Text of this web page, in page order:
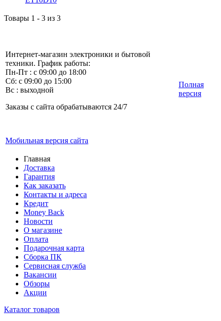
Товары 1 - 3 из 3
Интернет-магазин электроники и бытовой
техники. График работы:
Пн-Пт : с 09:00 до 18:00
Сб: с 09:00 до 15:00
Вс : выходной
Заказы с сайта обрабатываются 24/7
Мобильная версия сайта
Полная
версия
Главная
Доставка
Гарантия
Как заказать
Контакты и адреса
Кредит
Money Back
Новости
О магазине
Оплата
Подарочная карта
Сборка ПК
Сервисная служба
Вакансии
Обзоры
Акции
Каталог товаров